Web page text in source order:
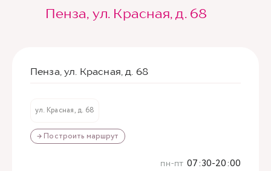
Пенза, ул. Красная, д. 68
Пенза, ул. Красная, д. 68
ул. Красная, д. 68
→ Построить маршрут
пн-пт 07:30-20:00